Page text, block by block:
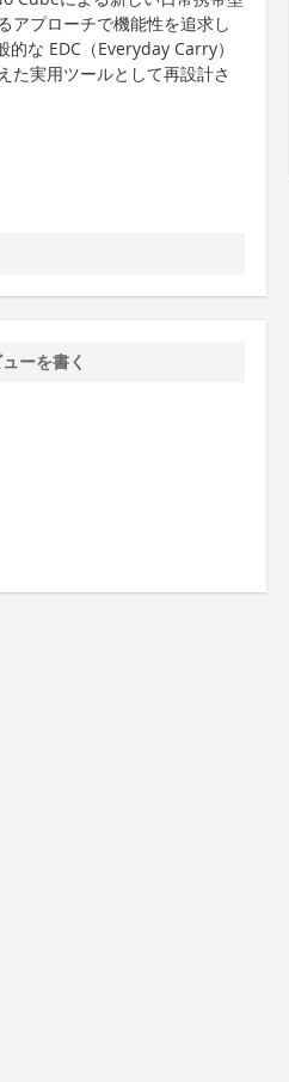
アプローチで機能性を追求し
な EDC（Everyday Carry）
た実用ツールとして再設計さ
ーを書く